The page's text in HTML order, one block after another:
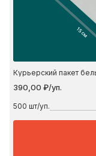
15 см
Курьерский пакет
390,00 ₽/уп.
500 шт/уп.